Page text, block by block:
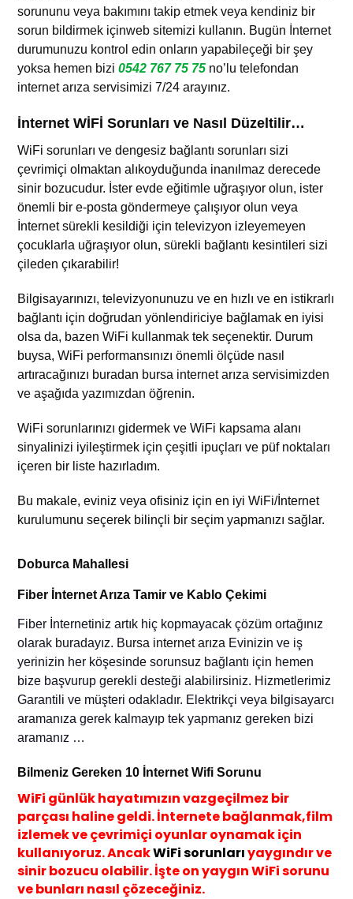
sorununu veya bakımını takip etmek veya kendiniz bir
sorun bildirmek içinweb sitemizi kullanın. Bugün İnternet
durumunuzu kontrol edin onların yapabileçeği bir şey
yoksa hemen bizi0542 767 75 75 no’lu telefondan
internet arıza servisimizi 7/24 arayınız.
İnternet WİFİ Sorunları ve Nasıl Düzeltilir…
WiFi sorunları ve dengesiz bağlantı sorunları sizi
çevrimiçi olmaktan alıkoyduğunda inanılmaz derecede
sinir bozucudur. İster evde eğitimle uğraşıyor olun, ister
önemli bir e-posta göndermeye çalışıyor olun veya
İnternet sürekli kesildiği için televizyon izleyemeyen
çocuklarla uğraşıyor olun, sürekli bağlantı kesintileri sizi
çileden çıkarabilir!
Bilgisayarınızı, televizyonunuzu ve en hızlı ve en istikrarlı
bağlantı için doğrudan yönlendiriciye bağlamak en iyisi
olsa da, bazen WiFi kullanmak tek seçenektir. Durum
buysa, WiFi performansınızı önemli ölçüde nasıl
artıracağınızı buradan bursa internet arıza servisimizden
ve aşağıda yazımızdan öğrenin.
WiFi sorunlarınızı gidermek ve WiFi kapsama alanı
sinyalinizi iyileştirmek için çeşitli ipuçları ve püf noktaları
içeren bir liste hazırladım.
Bu makale, eviniz veya ofisiniz için en iyi WiFi/İnternet
kurulumunu seçerek bilinçli bir seçim yapmanızı sağlar.
Doburca Mahallesi
Fiber İnternet Arıza Tamir ve Kablo Çekimi
Fiber İnternetiniz artık hiç kopmayacak çözüm ortağınız
olarak buradayız. Bursa internet arıza Evinizinve iş
yerinizin her köşesinde sorunsuz bağlantı için hemen
bize başvurup gerekli desteği alabilirsiniz. Hizmetlerimiz
Garantili ve müşteri odakladır. E lektrikçi veya bilgisayarcı
aramanıza gerek kalmayıptek yapmanız gereken bizi
aramanız …
Bilmeniz Gereken 10 İnternet Wifi Sorunu
WiFi günlük hayatımızın vazgeçilmez bir
parçası haline geldi. İnternete bağlanmak,film
izlemek ve çevrimiçi oyunlar oynamak için
kullanıyoruz. AncakWiFi sorunlarıyaygındır ve
sinir bozucu olabilir. İşte on yaygın WiFi sorunu
ve bunları nasıl çözeceğiniz.